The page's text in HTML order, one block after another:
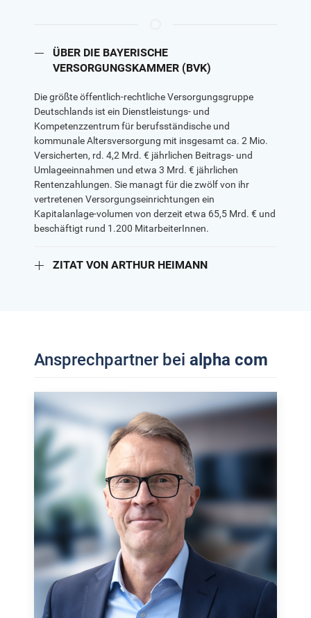
ÜBER DIE BAYERISCHE
VERSORGUNGSKAMMER (BVK)
Die größte öffentlich-rechtliche Versorgungsgruppe
Deutschlands ist ein Dienstleistungs- und
Kompetenzzentrum für berufsständische und
kommunale Altersversorgung mit insgesamt ca. 2 Mio.
Versicherten, rd. 4,2 Mrd. € jährlichen Beitrags- und
Umlageeinnahmen und etwa 3 Mrd. € jährlichen
Rentenzahlungen. Sie managt für die zwölf von ihr
vertretenen Versorgungseinrichtungen ein
Kapitalanlage-volumen von derzeit etwa 65,5 Mrd. € und
beschäftigt rund 1.200 MitarbeiterInnen.
ZITAT VON ARTHUR HEIMANN
Ansprechpartner bei alpha com